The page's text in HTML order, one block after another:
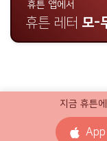
휴튼 앱에서
휴튼 레터 모-
지금 휴튼